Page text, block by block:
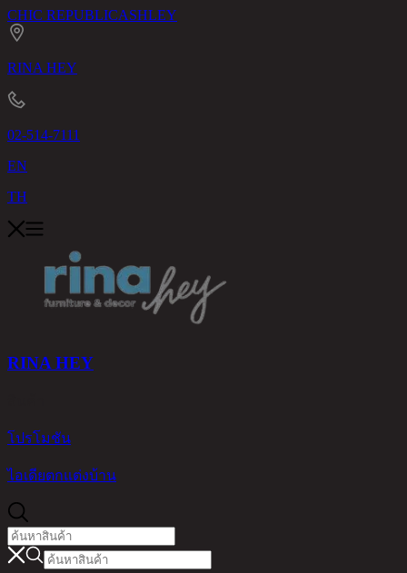
CHIC REPUBLICASHLEY
RINA HEY
02-514-7111
EN
TH
RINA HEY
โปรโมชัน
ไอเดียตกแต่งบ้าน